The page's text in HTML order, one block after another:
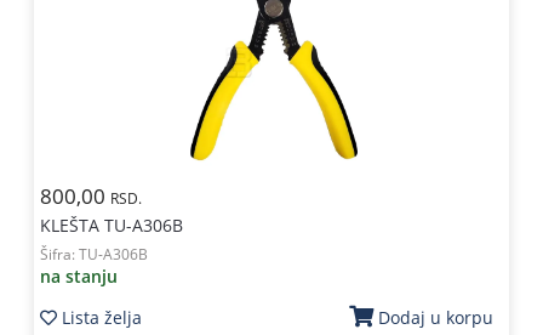
800,00 RSD.
KLEŠTA TU-A306B
Šifra: TU-A306B
na stanju
Lista želja
Dodaj u korpu